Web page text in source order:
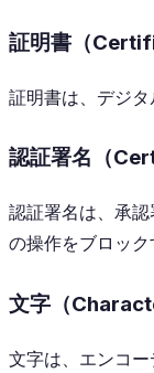
証明書（
証明書は、デジタ
認証署名（
認証署名は、承
の操作をブロック
文字（
文字は、エンコ